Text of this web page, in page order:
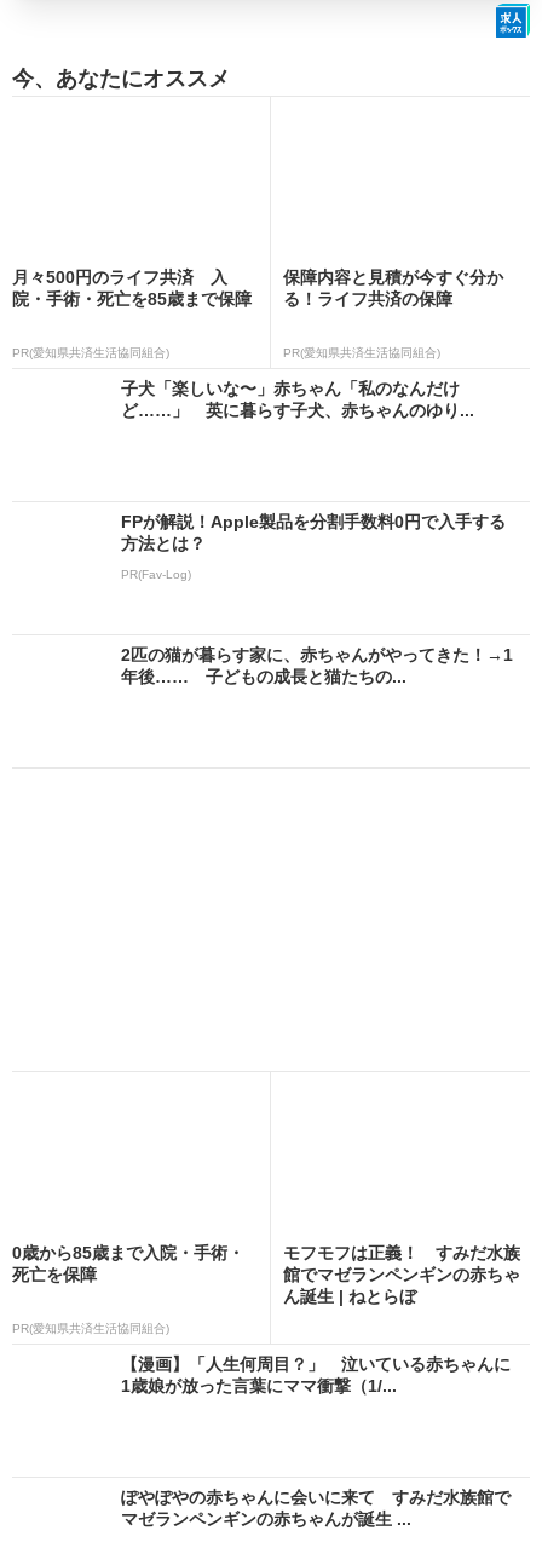
今、あなたにオススメ
月々500円のライフ共済 入
院・手術・死亡を85歳まで保障
PR(愛知県共済生活協同組合)
保障内容と見積が今すぐ分か
る！ライフ共済の保障
PR(愛知県共済生活協同組合)
子犬「楽しいな〜」赤ちゃん「私のなんだけ
ど……」 英に暮らす子犬、赤ちゃんのゆり...
FPが解説！Apple製品を分割手数料0円で入手する
方法とは？
PR(Fav-Log)
2匹の猫が暮らす家に、赤ちゃんがやってきた！→1
年後…… 子どもの成長と猫たちの...
0歳から85歳まで入院・手術・
死亡を保障
PR(愛知県共済生活協同組合)
モフモフは正義！ すみだ水族
館でマゼランペンギンの赤ちゃ
ん誕生 | ねとらぼ
【漫画】「人生何周目？」 泣いている赤ちゃんに
1歳娘が放った言葉にママ衝撃（1/...
ぽやぽやの赤ちゃんに会いに来て すみだ水族館で
マゼランペンギンの赤ちゃんが誕生 ...